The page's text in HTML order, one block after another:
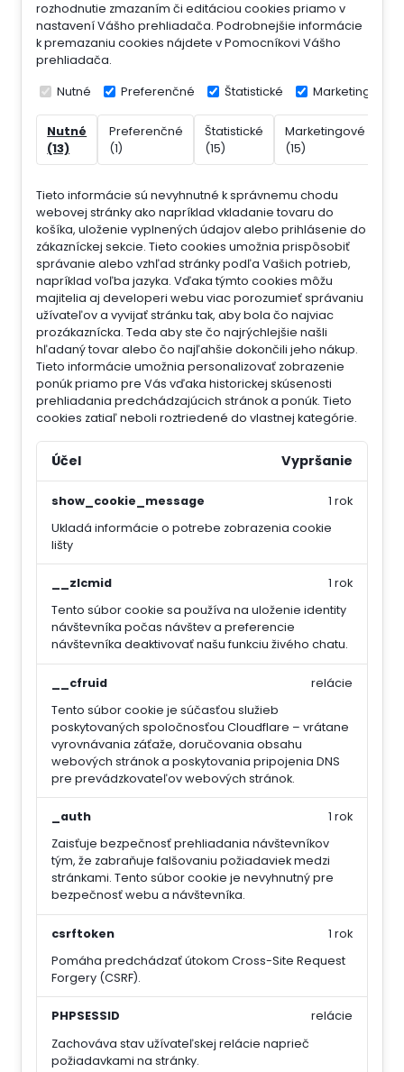
rozhodnutie zmazaním či editáciou cookies priamo v
nastavení Vášho prehliadača. Podrobnejšie informácie
k premazaniu cookies nájdete v Pomocníkovi Vášho
prehliadača.
Nutné Preferenčné Štatistické Marketingové
Nutné
(13)
Preferenčné
(1)
Štatistické
(15)
Marketingové
(15)
Tieto informácie sú nevyhnutné k správnemu chodu
webovej stránky ako napríklad vkladanie tovaru do
košíka, uloženie vyplnených údajov alebo prihlásenie do
zákazníckej sekcie. Tieto cookies umožnia prispôsobiť
správanie alebo vzhľad stránky podľa Vašich potrieb,
napríklad voľba jazyka. Vďaka týmto cookies môžu
majitelia aj developeri webu viac porozumieť správaniu
užívateľov a vyvijať stránku tak, aby bola čo najviac
prozákaznícka. Teda aby ste čo najrýchlejšie našli
hľadaný tovar alebo čo najľahšie dokončili jeho nákup.
Tieto informácie umožnia personalizovať zobrazenie
ponúk priamo pre Vás vďaka historickej skúsenosti
prehliadania predchádzajúcich stránok a ponúk. Tieto
cookies zatiaľ neboli roztriedené do vlastnej kategórie.
Účel Vypršanie
show_cookie_message
Ukladá informácie o potrebe zobrazenia cookie
lišty
1 rok
__zlcmid
Tento súbor cookie sa používa na uloženie identity
návštevníka počas návštev a preferencie
návštevníka deaktivovať našu funkciu živého chatu.
1 rok
__cfruid
Tento súbor cookie je súčasťou služieb
poskytovaných spoločnosťou Cloudflare – vrátane
vyrovnávania záťaže, doručovania obsahu
webových stránok a poskytovania pripojenia DNS
pre prevádzkovateľov webových stránok.
relácie
_auth
Zaisťuje bezpečnosť prehliadania návštevníkov
tým, že zabraňuje falšovaniu požiadaviek medzi
stránkami. Tento súbor cookie je nevyhnutný pre
bezpečnosť webu a návštevníka.
1 rok
csrftoken
Pomáha predchádzať útokom Cross-Site Request
Forgery (CSRF).
1 rok
PHPSESSID
Zachováva stav užívateľskej relácie naprieč
požiadavkami na stránky.
relácie